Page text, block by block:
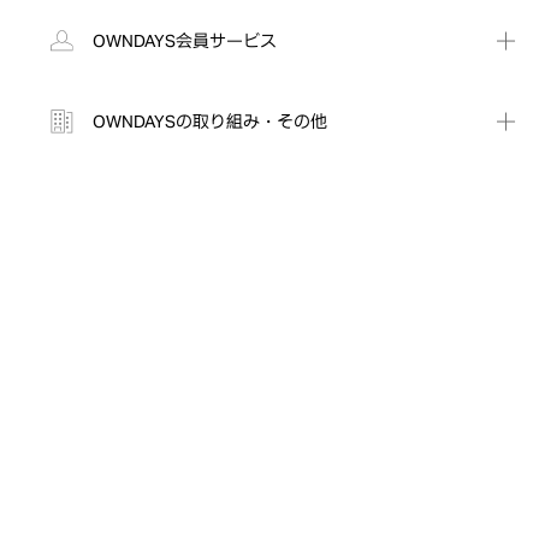
OWNDAYS会員サービス
OWNDAYSの取り組み・その他